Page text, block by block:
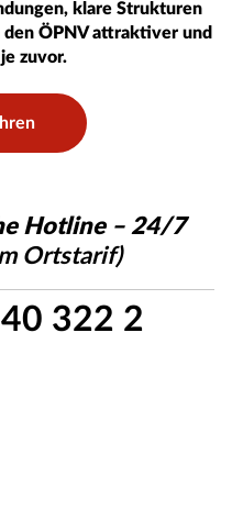
klare Strukturen
ÖPNV attraktiver und
zuvor.
Hotline – 24/7
Ortstarif)
322 2